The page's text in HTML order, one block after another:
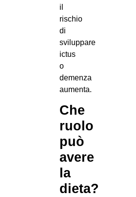
il
rischio
di
sviluppare
ictus
o
demenza
aumenta.
Che
ruolo
può
avere
la
dieta?